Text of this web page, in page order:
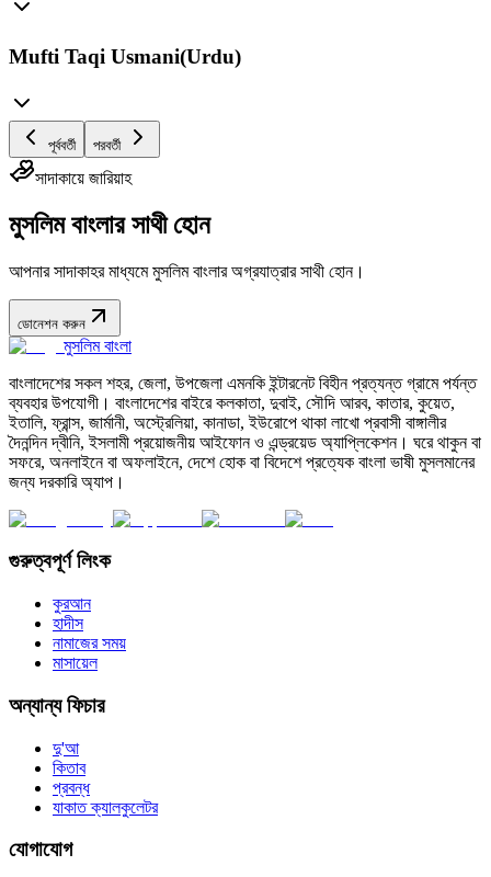
Mufti Taqi Usmani(Urdu)
পূর্ববর্তী পরবর্তী
সাদাকায়ে জারিয়াহ
মুসলিম বাংলার সাথী হোন
আপনার সাদাকাহর মাধ্যমে মুসলিম বাংলার অগ্রযাত্রার সাথী হোন।
ডোনেশন করুন
মুসলিম বাংলা
বাংলাদেশের সকল শহর, জেলা, উপজেলা এমনকি ইন্টারনেট বিহীন প্রত্যন্ত গ্রামে পর্যন্ত
ব্যবহার উপযোগী। বাংলাদেশের বাইরে কলকাতা, দুবাই, সৌদি আরব, কাতার, কুয়েত,
ইতালি, ফ্রান্স, জার্মানী, অস্ট্রেলিয়া, কানাডা, ইউরোপে থাকা লাখো প্রবাসী বাঙ্গালীর
দৈনন্দিন দ্বীনি, ইসলামী প্রয়োজনীয় আইফোন ও এন্ড্রয়েড অ্যাপ্লিকেশন। ঘরে থাকুন বা
সফরে, অনলাইনে বা অফলাইনে, দেশে হোক বা বিদেশে প্রত্যেক বাংলা ভাষী মুসলমানের
জন্য দরকারি অ্যাপ।
গুরুত্বপূর্ণ লিংক
কুরআন
হাদীস
নামাজের সময়
মাসায়েল
অন্যান্য ফিচার
দু'আ
কিতাব
প্রবন্ধ
যাকাত ক্যালকুলেটর
যোগাযোগ